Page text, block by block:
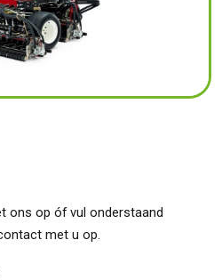
ons op óf vul onderstaand
met u op.